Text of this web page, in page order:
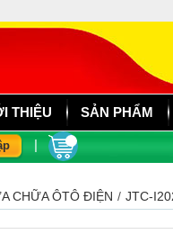
THIỆU SẢN PHẨM
CHỮA ÔTÔ ĐIỆN / JTC-